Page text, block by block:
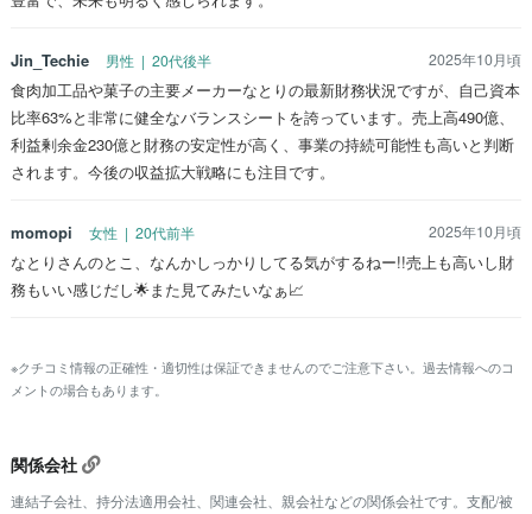
Jin_Techie 男性 | 20代後半 2025年10月頃
食肉加工品や菓子の主要メーカーなとりの最新財務状況ですが、自己資本
比率63%と非常に健全なバランスシートを誇っています。売上高490億、
利益剰余金230億と財務の安定性が高く、事業の持続可能性も高いと判断
されます。今後の収益拡大戦略にも注目です。
momopi 女性 | 20代前半 2025年10月頃
なとりさんのとこ、なんかしっかりしてる気がするねー!!売上も高いし財
務もいい感じだし🌟また見てみたいなぁ📈
※クチコミ情報の正確性・適切性は保証できませんのでご注意下さい。過去情報へのコ
メントの場合もあります。
関係会社
連結子会社、持分法適用会社、関連会社、親会社などの関係会社です。支配/被